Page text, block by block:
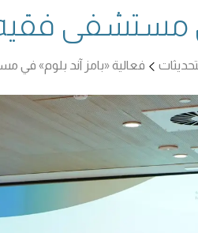
مستشفى
فعالية «بامز آند بلوم» في